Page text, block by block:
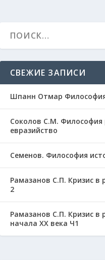
СВЕЖИЕ ЗАПИСИ
Шпанн Отмар
Соколов С.М. Философия
евразийство
Семенов. Философия
Рамазанов С.П. Кризис в
2
Рамазанов С.П. Кризис в
начала ХХ века Ч1